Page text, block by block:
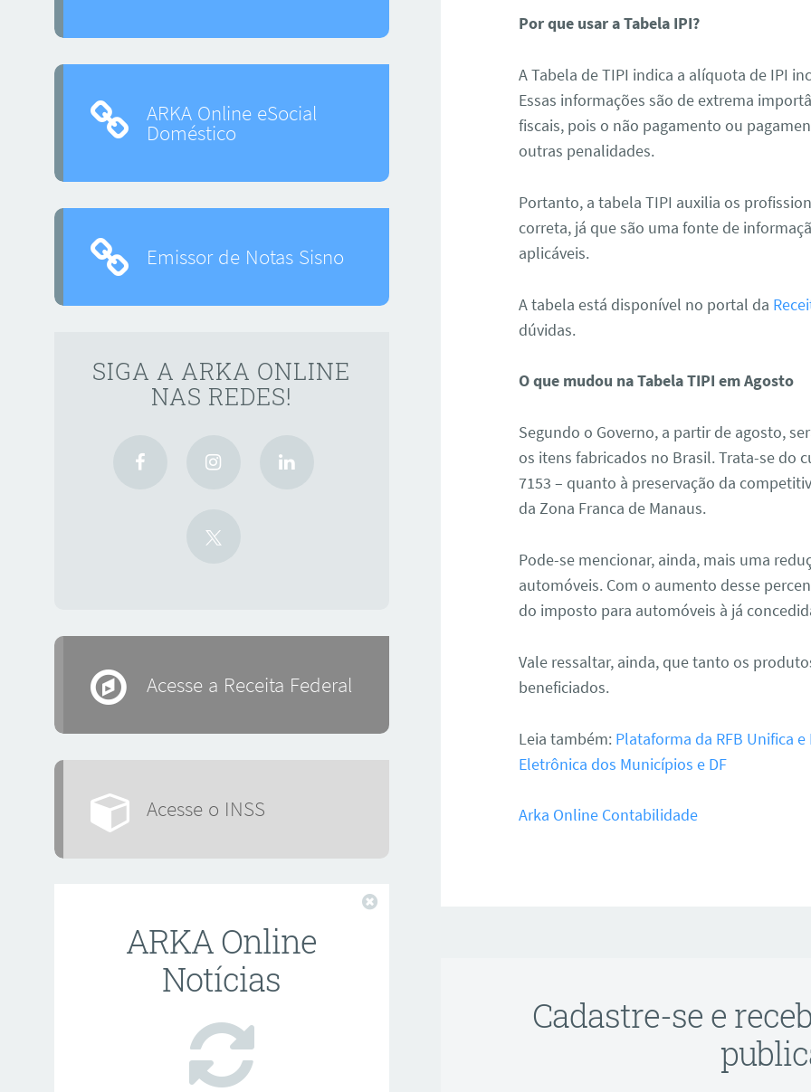
Por que usar a Tabela IPI?
A Tabela de TIPI indica a alíquota de IPI
Essas informações são de extrema
fiscais, pois o não pagamento ou
outras penalidades.
Portanto, a tabela TIPI auxilia os
correta, já que são uma fonte de
aplicáveis.
A tabela está disponível no portal da
dúvidas.
O que mudou na Tabela TIPI em Agosto
Segundo o Governo, a partir de agosto,
os itens fabricados no Brasil. Trata-se do
7153 – quanto à preservação da
da Zona Franca de Manaus.
Pode-se mencionar, ainda, mais uma
automóveis. Com o aumento desse
do imposto para automóveis à já
Vale ressaltar, ainda, que tanto os
beneficiados.
Leia também: Plataforma da RFB Unifica
Eletrônica dos Municípios e DF
Arka Online Contabilidade
Cadastre-se e
ARKA Online eSocial
Doméstico
Emissor de Notas Sisno
SIGA A ARKA ONLINE
NAS REDES!
Acesse a Receita Federal
Acesse o INSS
ARKA Online
Notícias